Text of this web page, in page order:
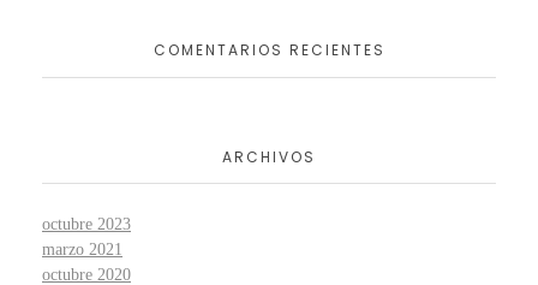
COMENTARIOS RECIENTES
ARCHIVOS
octubre 2023
marzo 2021
octubre 2020